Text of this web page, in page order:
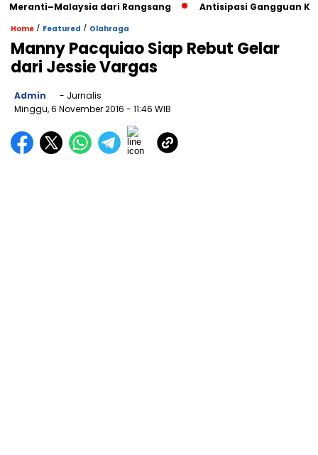
dari Rangsang Antisipasi Gangguan Kamtibmas
Home / Featured / Olahraga
Manny Pacquiao Siap Rebut Gelar
dari Jessie Vargas
Admin
- Jurnalis
Minggu, 6 November 2016 - 11:46 WIB